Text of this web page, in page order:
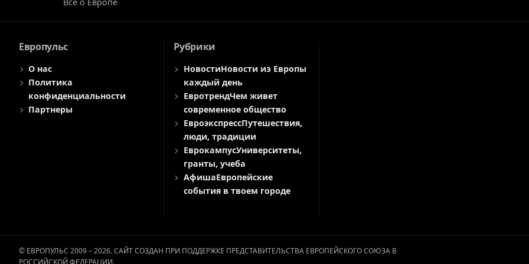
Европульс
О нас
Политика
конфиденциальности
Партнеры
Рубрики
НовостиНовости из Европы
каждый день
ЕвротрендЧем живет
современное общество
ЕвроэкспрессПутешествия,
люди, традиции
ЕврокампусУниверситеты,
гранты, учеба
АфишаЕвропейские
события в твоем городе
© ЕВРОПУЛЬС 2009 – 2026. САЙТ СОЗДАН ПРИ ПОДДЕРЖКЕ ПРЕДСТАВИТЕЛЬСТВА ЕВРОПЕЙСКОГО СОЮЗА В